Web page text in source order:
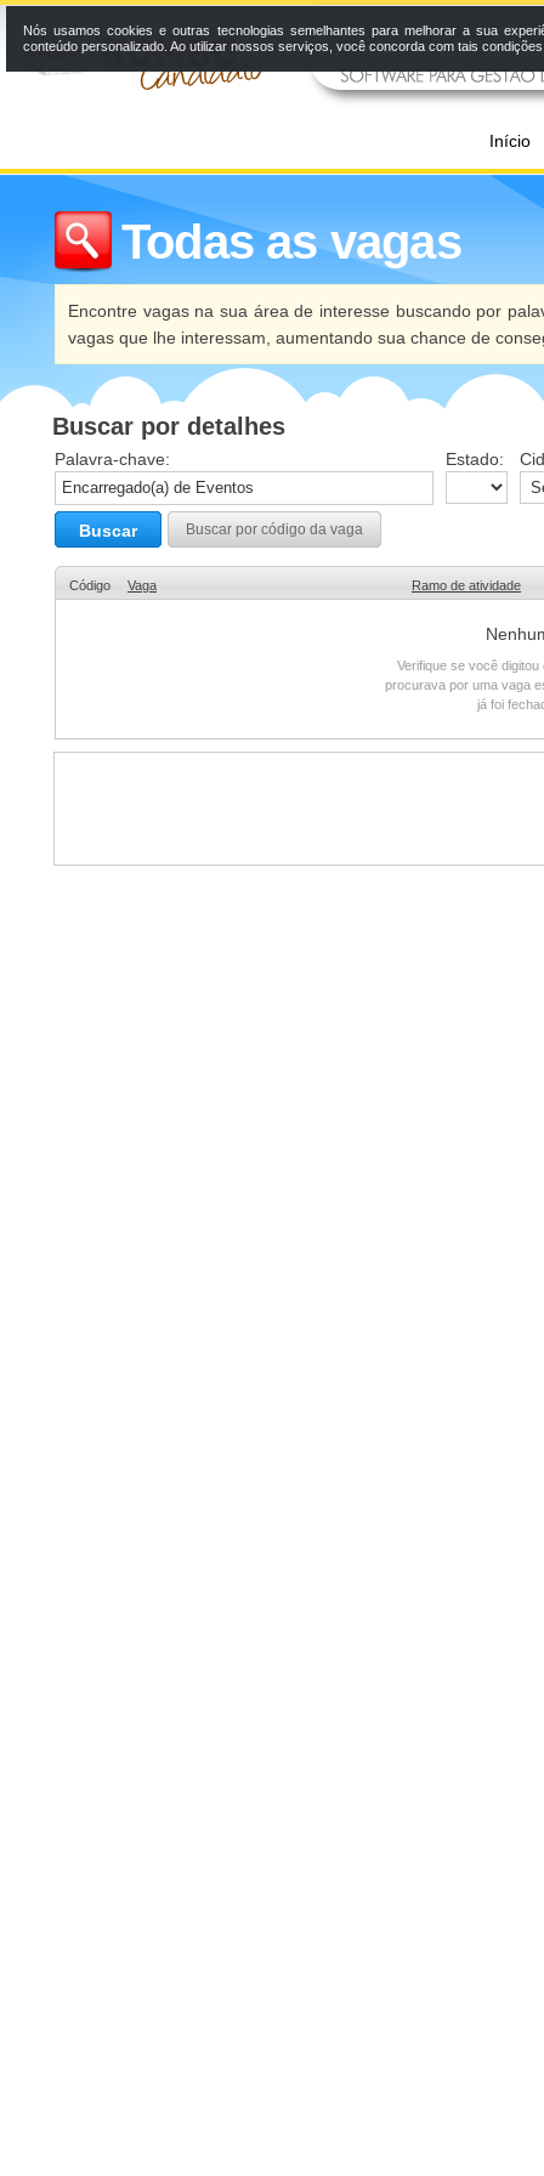
Início
Todas as vagas
Encontre vagas na sua área de interesse buscando por
vagas que lhe interessam, aumentando sua chance de
Buscar por detalhes
Palavra-chave: Estado:
Buscar Buscar por código da vaga
Código Vaga Ramo de atividade
Verifique se você
procurava por uma vaga
já foi
Nós usamos cookies e outras tecnologias semelhantes para melhorar a sua
conteúdo personalizado. Ao utilizar nossos serviços, você concorda com tais